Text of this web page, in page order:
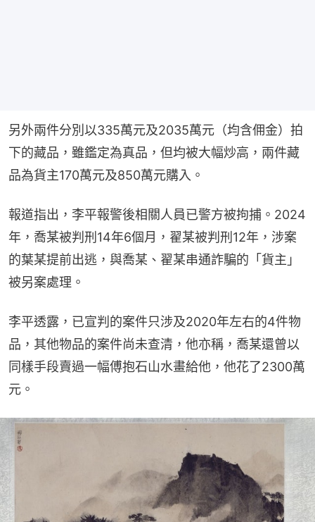
另外兩件分別以335萬元及2035萬元（均含佣金）拍
下的藏品，雖鑑定為真品，但均被大幅炒高，兩件藏
品為貨主170萬元及850萬元購入。
報道指出，李平報警後相關人員已警方被拘捕。2024
年，喬某被判刑14年6個月，翟某被判刑12年，涉案
的葉某提前出逃，與喬某、翟某串通詐騙的「貨主」
被另案處理。
李平透露，已宣判的案件只涉及2020年左右的4件物
品，其他物品的案件尚未查清，他亦稱，喬某還曾以
同樣手段賣過一幅傅抱石山水畫給他，他花了2300萬
元。